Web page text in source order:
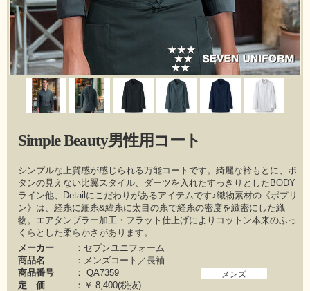
Simple Beauty男性用コート
シンプルな上質感が感じられる万能コートです。綺麗な衿もとに、ボ
タンの見えない比翼スタイル、ダーツを入れたすっきりとしたBODY
ライン他、Detailにこだわりがあるアイテムです♪織物素材の《ポプリ
ン》は、経糸に細糸&緯糸に太目の糸で経糸の密度を緻密にした織
物。エアタンブラー加工・フラット仕上げによりコットン本来のふっ
くらとした柔らかさがあります。
メーカー
：セブンユニフォーム
商品名
：メンズコート／長袖
商品番号
： QA7359 メンズ
定 価 ：￥ 8,400(税抜)